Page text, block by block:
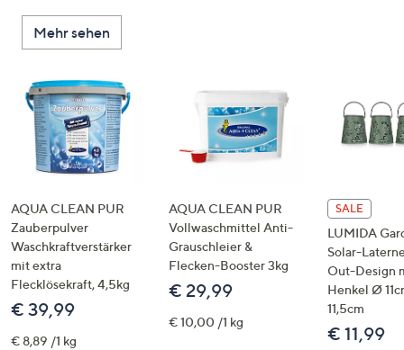
nach
unten
oder
wischen
Sie
Touch-
Geräten
links
bzw.
rechts,
um
diese
anzuzeigen.
Mehr sehen
AQUA CLEAN PUR
Zauberpulver
Waschkraftverstärker
mit extra
Flecklösekraft, 4,5kg
€ 39,99
€ 8,89 /1 kg
AQUA CLEAN PUR
Vollwaschmittel Anti-
Grauschleier &
Flecken-Booster 3kg
€ 29,99
€ 10,00 /1 kg
SALE
LUMIDA
Solar-
Out-Design
Henkel Ø
11,5cm
€ 11,99